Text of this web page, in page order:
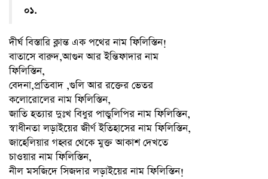
০১.
দীর্ঘ বিস্তারি ক্লান্ত এক পথের নাম ফিলিস্তিন!
বাতাসে বারুদ,আগুন আর ইন্তিফাদার নাম
ফিলিস্তিন,
বেদনা,প্রতিবাদ ,গুলি আর রক্তের ভেতর
কলোরোলের নাম ফিলিস্তিন,
জাতি হত্যার দুঃখ বিধুর পান্ডুলিপির নাম ফিলিস্তিন,
স্বাধীনতা লড়াইয়ের জীর্ণ ইতিহাসের নাম ফিলিস্তিন,
জাহেলিয়ার গহ্বর থেকে মুক্ত আকাশ দেখতে
চাওয়ার নাম ফিলিস্তিন,
নীল মসজিদে সিজদার লড়াইয়ের নাম ফিলিস্তিন!